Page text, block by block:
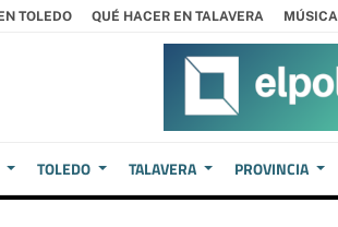
TOLEDO QUÉ HACER EN TALAVERA MÚSICA
TOLEDO TALAVERA PROVINCIA